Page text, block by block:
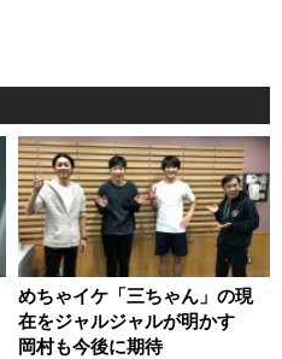
めちゃイケ「三ちゃん」の現
在をジャルジャルが明かす
岡村も今後に期待